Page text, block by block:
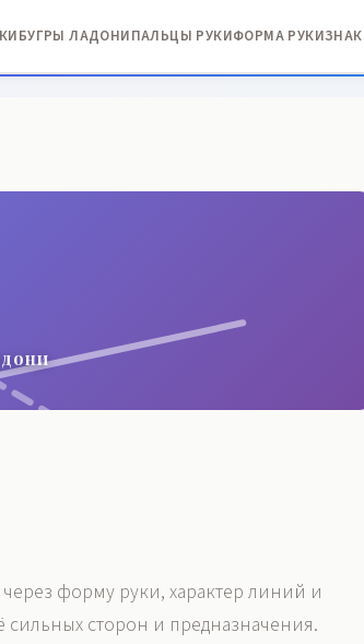
БУГРЫ ЛАДОНИПАЛЬЦЫ РУКИФОРМА РУКИ
форму руки, характер линий и
сильных сторон и предназначения.